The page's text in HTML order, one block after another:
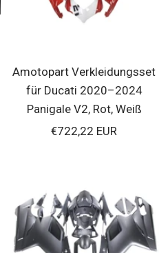
Amotopart Verkleidungsset
für Ducati 2020–2024
Panigale V2, Rot, Weiß
Verkaufspreis
€722,22 EUR